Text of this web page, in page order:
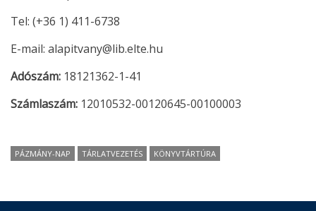
Tel: (+36 1) 411-6738
E-mail: alapitvany@lib.elte.hu
Adószám: 18121362-1-41
Számlaszám: 12010532-00120645-00100003
PÁZMÁNY-NAP TÁRLATVEZETÉS KÖNYVTÁRTÚRA